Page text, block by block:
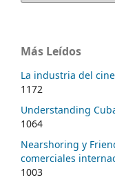
Más Leídos
La industria del
1172
Understanding
1064
Nearshoring y
comerciales
1003